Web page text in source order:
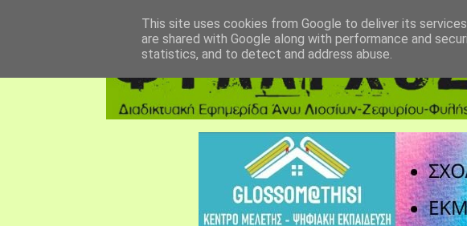
This site uses cookies from Google to deliver its
are shared with Google along with performance and
statistics, and to detect and address abuse.